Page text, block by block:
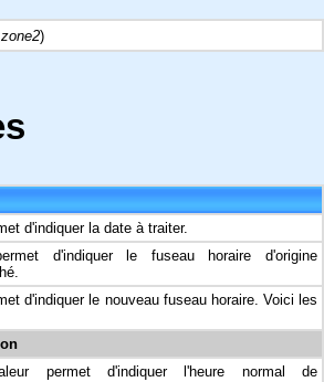
zone2)
d'indiquer la date à traiter.
d'indiquer le fuseau horaire d'origine
d'indiquer le nouveau fuseau horaire. Voici les
permet d'indiquer l'heure normal de